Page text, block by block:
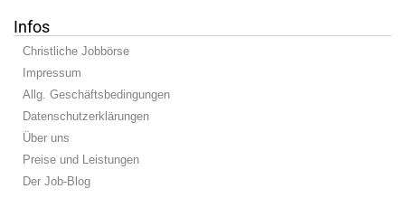
Infos
Christliche Jobbörse
Impressum
Allg. Geschäftsbedingungen
Datenschutzerklärungen
Über uns
Preise und Leistungen
Der Job-Blog